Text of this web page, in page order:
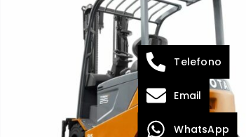
DETTAGLI
Telefono
Email
WhatsApp